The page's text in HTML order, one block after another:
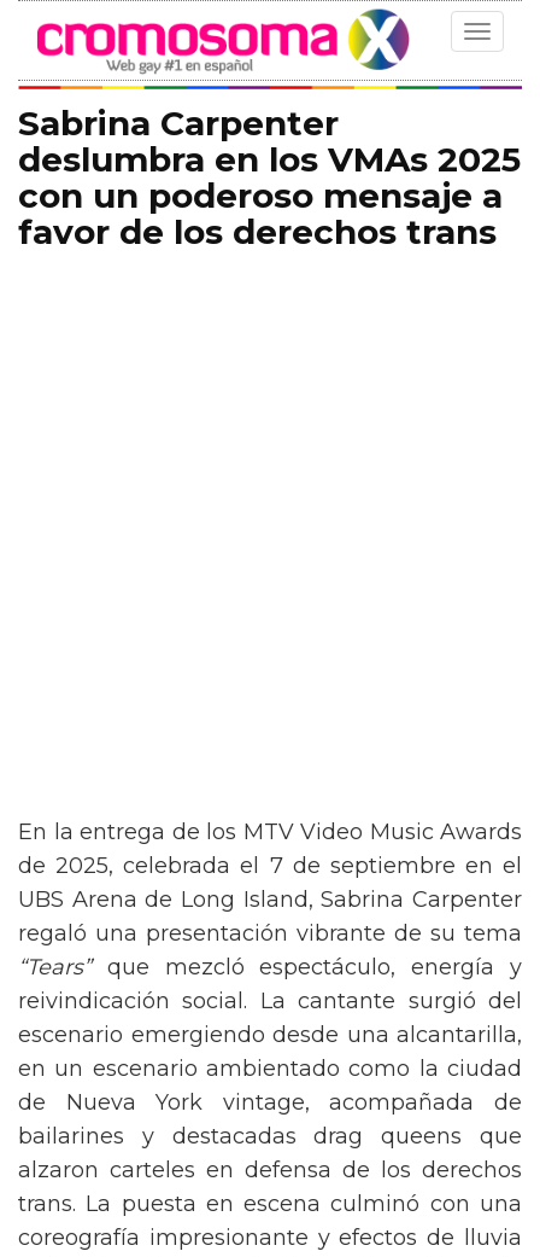
Toggle
Sabrina Carpenter
deslumbra en los VMAs 2025
con un poderoso mensaje a
favor de los derechos trans
En la entrega de los MTV Video Music Awards
de 2025, celebrada el 7 de septiembre en el
UBS Arena de Long Island, Sabrina Carpenter
regaló una presentación vibrante de su tema
“Tears”que mezcló espectáculo, energía y
reivindicación social. La cantante surgió del
escenario emergiendo desde una alcantarilla,
en un escenario ambientado como la ciudad
de Nueva York vintage, acompañada de
bailarines y destacadas drag queens que
alzaron carteles en defensa de los derechos
trans. La puesta en escena culminó con una
coreografía impresionante y efectos de lluvia